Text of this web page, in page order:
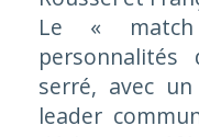
Le «
personnalités
serré, avec
leader